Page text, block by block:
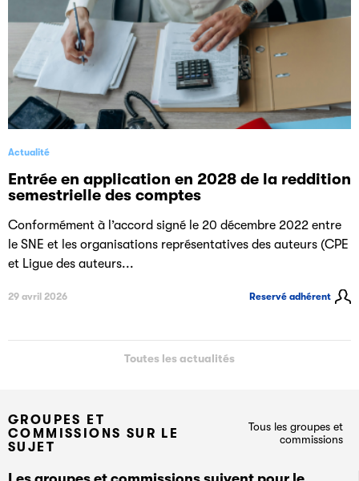
Actualité
Entrée en application en 2028 de la reddition
semestrielle des comptes
Conformément à l’accord signé le 20 décembre 2022 entre
le SNE et les organisations représentatives des auteurs (CPE
et Ligue des auteurs...
29 avril 2026 Reservé adhérent
Toutes les actualités
GROUPES ET
COMMISSIONS SUR LE
SUJET
Tous les groupes et
commissions